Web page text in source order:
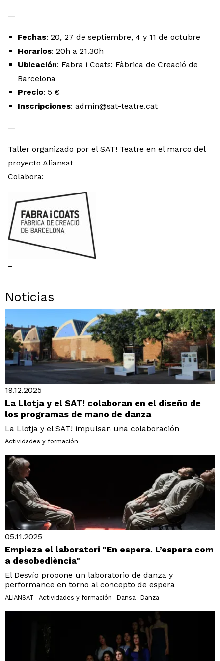
—
Fechas: 20, 27 de septiembre, 4 y 11 de octubre
Horarios: 20h a 21.30h
Ubicación: Fabra i Coats: Fàbrica de Creació de
Barcelona
Precio: 5 €
Inscripciones: admin@sat-teatre.cat
—
Taller organizado por el SAT! Teatre en el marco del
proyecto Aliansat
Colabora:
–
Noticias
19.12.2025
La Llotja y el SAT! colaboran en el diseño de
los programas de mano de danza
La Llotja y el SAT! impulsan una colaboración
Actividades y formación
05.11.2025
Empieza el laboratori "En espera. L’espera com
a desobediència"
El Desvío propone un laboratorio de danza y
performance en torno al concepto de espera
ALIANSAT Actividades y formación Dansa Danza